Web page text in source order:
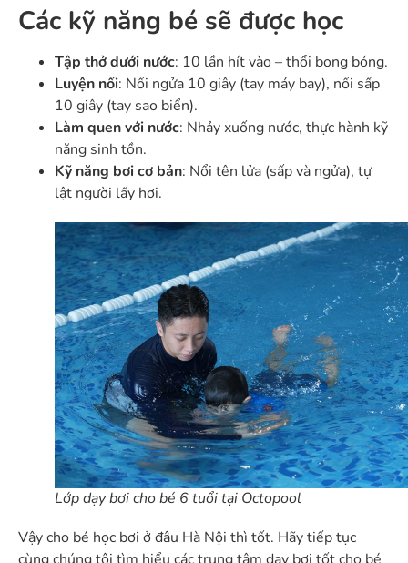
Các kỹ năng bé sẽ được học
Tập thở dưới nước: 10 lần hít vào – thổi bong bóng.
Luyện nổi: Nổi ngửa 10 giây (tay máy bay), nổi sấp
10 giây (tay sao biển).
Làm quen với nước: Nhảy xuống nước, thực hành kỹ
năng sinh tồn.
Kỹ năng bơi cơ bản: Nổi tên lửa (sấp và ngửa), tự
lật người lấy hơi.
Lớp dạy bơi cho bé 6 tuổi tại Octopool
Vậycho bé học bơi ở đâu Hà Nội thì tốt. Hãy tiếp tục